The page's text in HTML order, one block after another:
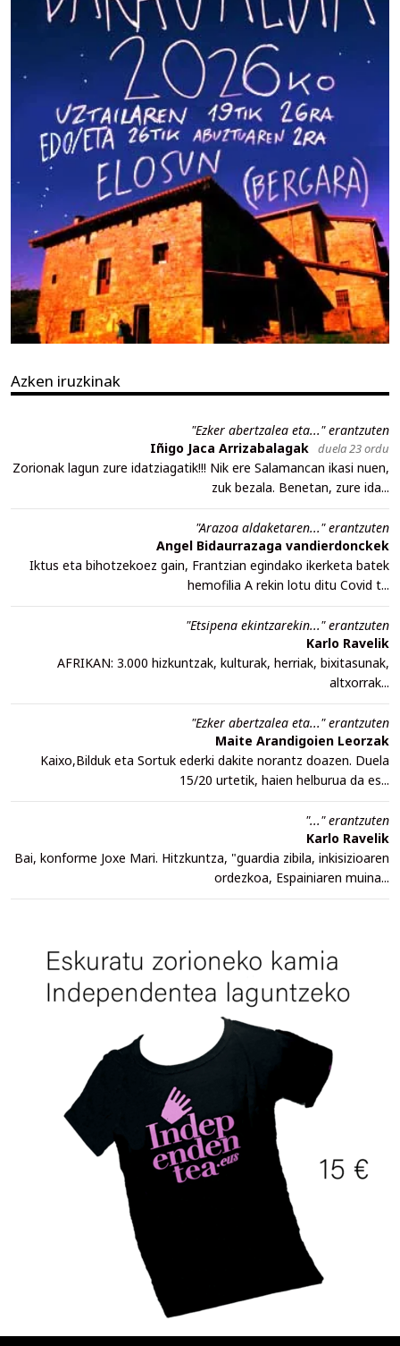
Azken iruzkinak
"Ezker abertzalea eta..." erantzuten
Iñigo Jaca Arrizabalagak duela 23 ordu
Zorionak lagun zure idatziagatik!!! Nik ere Salamancan ikasi nuen,
zuk bezala. Benetan, zure ida...
"Arazoa aldaketaren..." erantzuten
Angel Bidaurrazaga vandierdonckek
Iktus eta bihotzekoez gain, Frantzian egindako ikerketa batek
hemofilia A rekin lotu ditu Covid t...
"Etsipena ekintzarekin..." erantzuten
Karlo Ravelik
AFRIKAN: 3.000 hizkuntzak, kulturak, herriak, bixitasunak,
altxorrak...
"Ezker abertzalea eta..." erantzuten
Maite Arandigoien Leorzak
Kaixo,Bilduk eta Sortuk ederki dakite norantz doazen. Duela
15/20 urtetik, haien helburua da es...
"..." erantzuten
Karlo Ravelik
Bai, konforme Joxe Mari. Hitzkuntza, "guardia zibila, inkisizioaren
ordezkoa, Espainiaren muina...